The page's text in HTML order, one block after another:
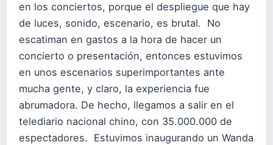
en los conciertos, porque el despliegue que hay
de luces, sonido, escenario, es brutal. No
escatiman en gastos a la hora de hacer un
concierto o presentación, entonces estuvimos
en unos escenarios superimportantes ante
mucha gente, y claro, la experiencia fue
abrumadora. De hecho, llegamos a salir en el
telediario nacional chino, con 35.000.000 de
espectadores. Estuvimos inaugurando un Wanda